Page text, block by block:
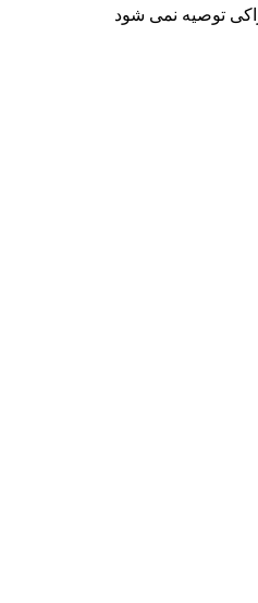
توصیه نمی شود